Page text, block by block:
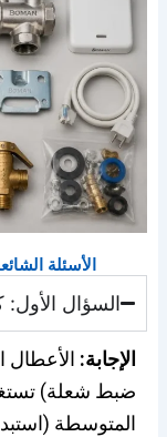
الأسئلة
السؤال
الإجابة: الأعطال
المتوسطة